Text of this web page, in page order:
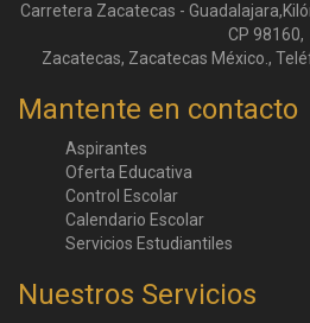
Carretera Zacatecas -
CP 98160,
Zacatecas, Zacatecas México.,
Mantente en contacto
Aspirantes
Oferta Educativa
Control Escolar
Calendario Escolar
Servicios Estudiantiles
Nuestros Servicios